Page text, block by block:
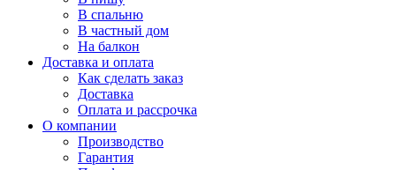
В спальню
В частный дом
На балкон
Доставка и оплата
Как сделать заказ
Доставка
Оплата и рассрочка
О компании
Производство
Гарантия